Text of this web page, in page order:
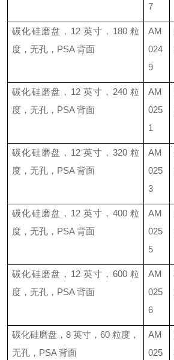
7
碳化硅磨盘， 12 英寸， 180粒
度，无孔， PSA背面
AM
024
9
碳化硅磨盘， 12 英寸， 240粒
度，无孔， PSA背面
AM
025
1
碳化硅磨盘， 12 英寸， 320粒
度，无孔， PSA背面
AM
025
3
碳化硅磨盘， 12 英寸， 400粒
度，无孔， PSA背面
AM
025
5
碳化硅磨盘， 12 英寸， 600粒
度，无孔， PSA背面
AM
025
6
碳化硅磨盘， 8 英寸， 60 粒度，
无孔， PSA背面
AM
025